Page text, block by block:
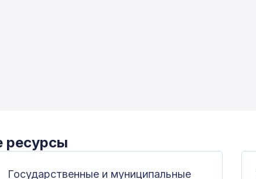
ресурсы
Государственные и муниципальные